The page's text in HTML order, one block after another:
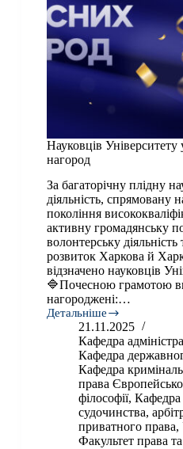
Науковців
нагород
За багаторічну плідну
діяльність, спрямовану
покоління
активну громадянську
волонтерську
розвиток Харкова й
відзначено науковців
🔷Почесною грамотою
нагороджені:…
Детальніше
Науковців
Університету
удостоєно
почесних
нагород
21.11.2025
Кафедра
Кафедра
Кафедра
права
філософії, Кафедра
судочинства,
приватного права,
Факультет права